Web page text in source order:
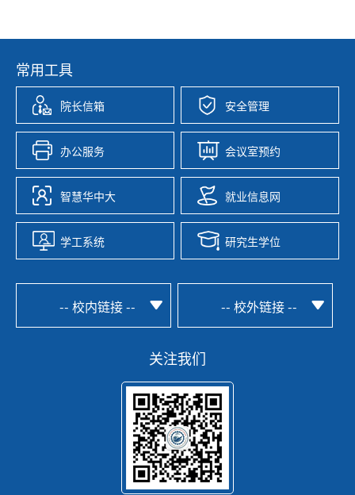
常用工具
院长信箱 安全管理
办公服务 会议室预约
智慧华中大 就业信息网
学工系统 研究生学位
-- 校内链接 -- -- 校外链接 --
关注我们